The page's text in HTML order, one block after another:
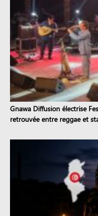
Gnawa Diffusion électrise
retrouvée entre reggae et